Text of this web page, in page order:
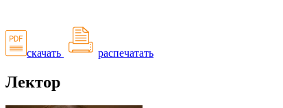
скачать распечатать
Лектор